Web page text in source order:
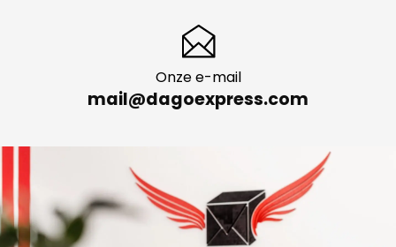
+49 335 277 130 05
mail@dagoexpress.com